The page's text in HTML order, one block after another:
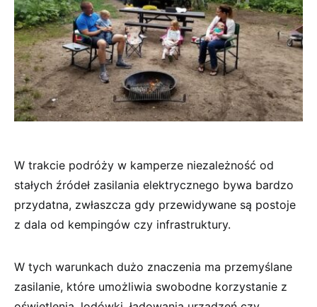
W trakcie podróży w kamperze niezależność od
stałych źródeł zasilania elektrycznego bywa bardzo
przydatna, zwłaszcza gdy przewidywane są postoje
z dala od kempingów czy infrastruktury.
W tych warunkach dużo znaczenia ma przemyślane
zasilanie, które umożliwia swobodne korzystanie z